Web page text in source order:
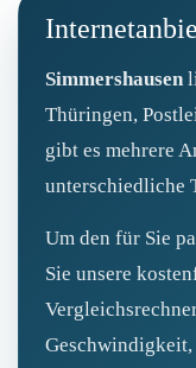
Simmershausen
Thüringen,
gibt es mehrere
unterschiedliche
Um den für Sie
Sie unsere
Geschwindigkeit,